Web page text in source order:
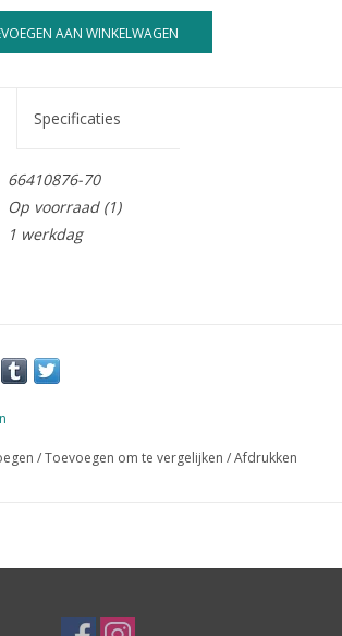
AAN WINKELWAGEN
Specificaties
66410876-70
Op voorraad(1)
1 werkdag
/Toevoegen om te vergelijken /Afdrukken